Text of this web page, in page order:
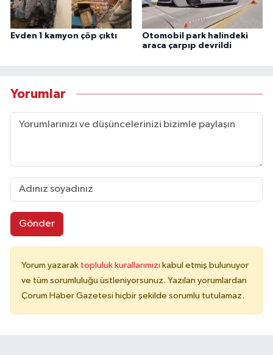
Evden 1 kamyon çöp çıktı
Otomobil park halindeki
araca çarpıp devrildi
Yorumlar
Gönder
Yorum yazarak topluluk kurallarımızı kabul etmiş bulunuyor
ve tüm sorumluluğu üstleniyorsunuz. Yazılan yorumlardan
Çorum Haber Gazetesi hiçbir şekilde sorumlu tutulamaz.